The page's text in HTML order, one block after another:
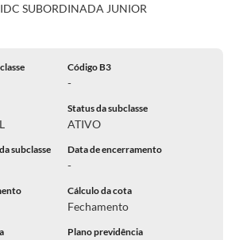
SUBORDINADA JUNIOR
Código B3
-
Status da subclasse
ATIVO
subclasse Data de encerramento
-
Cálculo da cota
Fechamento
Plano previdência